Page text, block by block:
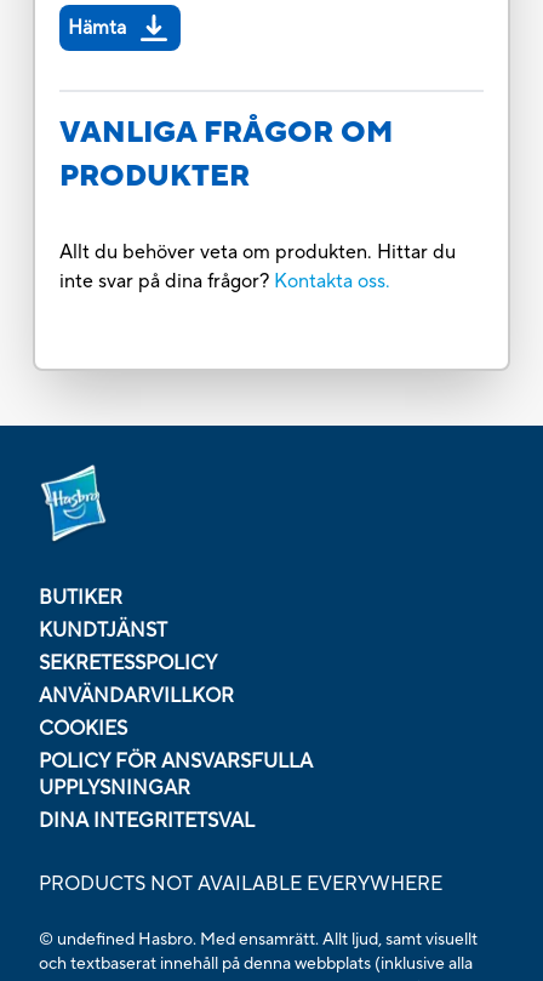
Hämta
VANLIGA FRÅGOR OM
PRODUKTER
Allt du behöver veta om produkten. Hittar du
inte svar på dina frågor? Kontakta oss.
BUTIKER
KUNDTJÄNST
SEKRETESSPOLICY
ANVÄNDARVILLKOR
COOKIES
POLICY FÖR ANSVARSFULLA
UPPLYSNINGAR
DINA INTEGRITETSVAL
PRODUCTS NOT AVAILABLE EVERYWHERE
© undefined Hasbro. Med ensamrätt. Allt ljud, samt visuellt
och textbaserat innehåll på denna webbplats (inklusive alla